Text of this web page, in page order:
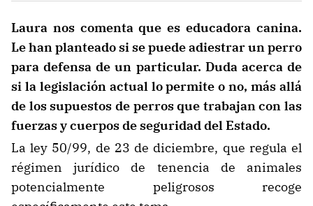
Laura nos comenta que es educadora canina.
Le han planteado si se puede adiestrar un perro
para defensa de un particular. Duda acerca de
si la legislación actual lo permite o no, más allá
de los supuestos de perros que trabajan con las
fuerzas y cuerpos de seguridad del Estado.
La ley 50/99, de 23 de diciembre, que regula el
régimen jurídico de tenencia de animales
potencialmente peligrosos recoge